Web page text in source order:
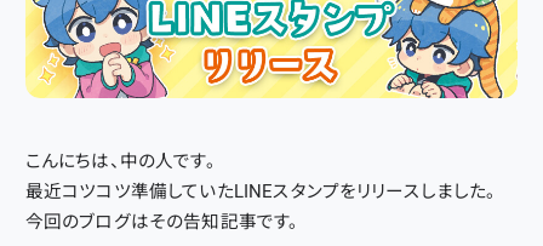
こんにちは、中の人です。
最近コツコツ準備していたLINEスタンプをリリースしました。
今回のブログはその告知記事です。